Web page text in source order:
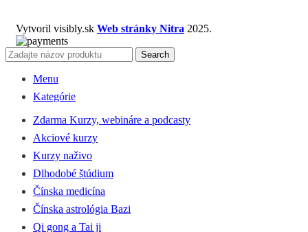
Vytvoril visibly.sk Web stránky Nitra 2025.
Search
Menu
Kategórie
Zdarma Kurzy, webináre a podcasty
Akciové kurzy
Kurzy naživo
Dlhodobé štúdium
Čínska medicína
Čínska astrológia Bazi
Qi gong a Tai ji